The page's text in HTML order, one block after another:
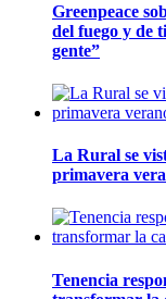
Greenpeace
del fuego y de
gente”
La Rural se
primavera
Tenencia